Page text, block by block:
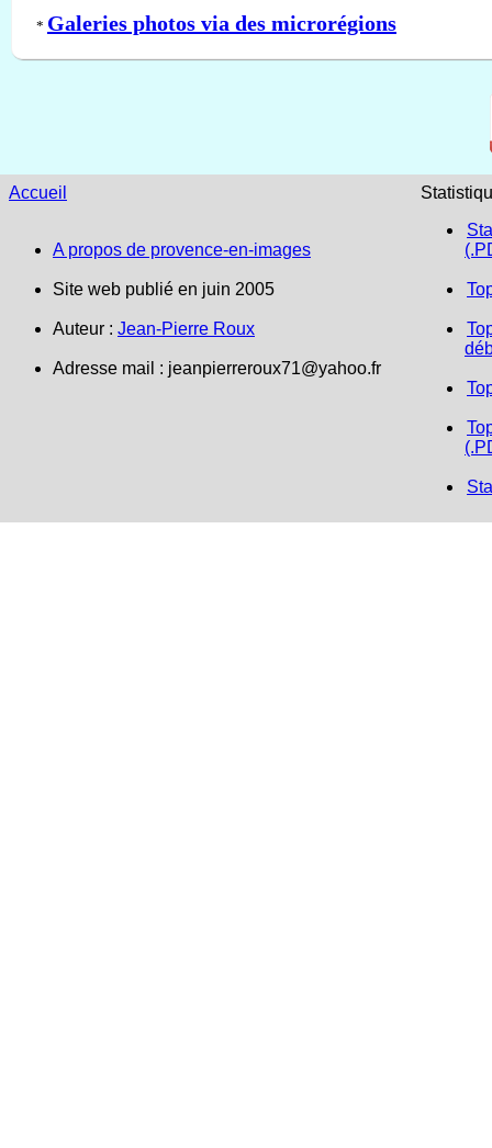
* Galeries photos via des microrégions
Accueil
A propos de provence-en-images
Site web publié en juin 2005
Auteur : Jean-Pierre Roux
Adresse mail : jeanpierreroux71@yahoo.fr